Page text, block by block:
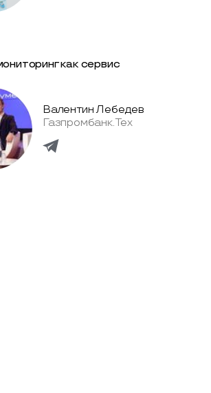
как сервис
Валентин Лебедев
Газпромбанк.Тех